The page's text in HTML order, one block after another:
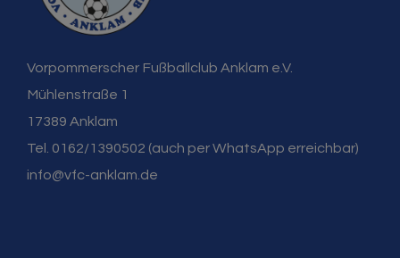
Vorpommerscher Fußballclub Anklam e.V.
Mühlenstraße 1
17389 Anklam
Tel. 0162/1390502 (auch per WhatsApp erreichbar)
info@vfc-anklam.de